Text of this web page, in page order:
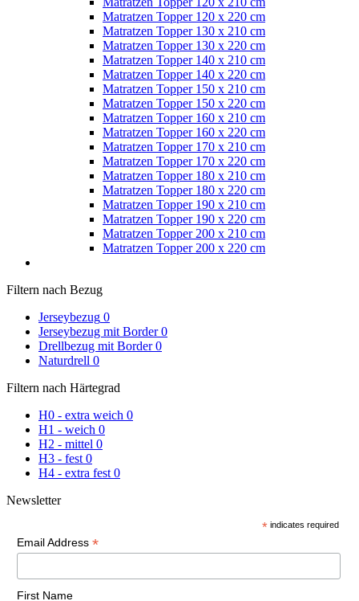
Matratzen Topper 120 x 220 cm
Matratzen Topper 130 x 210 cm
Matratzen Topper 130 x 220 cm
Matratzen Topper 140 x 210 cm
Matratzen Topper 140 x 220 cm
Matratzen Topper 150 x 210 cm
Matratzen Topper 150 x 220 cm
Matratzen Topper 160 x 210 cm
Matratzen Topper 160 x 220 cm
Matratzen Topper 170 x 210 cm
Matratzen Topper 170 x 220 cm
Matratzen Topper 180 x 210 cm
Matratzen Topper 180 x 220 cm
Matratzen Topper 190 x 210 cm
Matratzen Topper 190 x 220 cm
Matratzen Topper 200 x 210 cm
Matratzen Topper 200 x 220 cm
Filtern nach Bezug
Jerseybezug 0
Jerseybezug mit Border 0
Drellbezug mit Border 0
Naturdrell 0
Filtern nach Härtegrad
H0 - extra weich 0
H1 - weich 0
H2 - mittel 0
H3 - fest 0
H4 - extra fest 0
Newsletter
* indicates required
Email Address *
First Name